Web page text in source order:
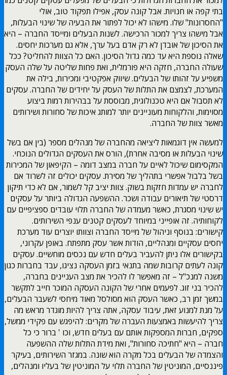
בתי קפה או חנויות. אבל קונה עסק, אפילו תפקוד טוב, אולי
"החסרונות" שלו. מישהו לא יכול לפתור את הבעיה של שינוי הבעלות,
אבל מישהו צריך למכור הרכישה. לשנות הבעלים ומייסד החברה – היא
את הסיכון של אובדן לא רק אדם בעל ערך, אלא גם מערכות יחסים.
שאלה נוספת היא עד כמה גדול הסיכון. האם כל הצוות להחליט? ככל
שעולה החברה, חזקה היא פורמלית, ואת פחות שליטה על שלה העסק
משפיע על זהותו של הבעלים. שיווק אפקטיבי ומכירות, בילה את
המערכת, לצמצם את התלות של העסק על יחידים של החברה. עסקים
לא תסבול אם היא טכנולוגית, מבוססת על בבהירות רמות ביצוע
מסוימות, והלקוחות מעוניינים יותר למותג איכות של סחורות ושירותים
מאשר צוות של החברה.
למעשה אין דוגמאות ליציאה מהחברה של מנהלים מספר (בין אם בשל
שינוי הבעלות או מסיבה אחרת), הורס את העסקים הגדולים הנוכחי.
המקסימום שיכול לאיים על חברה במצב דומה – הקיפאון של המכירות
בשל בלבול אפשרי בתהליך של מסירת. עסקים יכולים זה לשרוד אם
לחברה יש עמדות חזקות בשוק. צוות יציב קל לשמור, אם לא כדי תיקון
דרסטי של תיאורים עבודה ושכר. ההשפעה הגדולה ביותר על עסקים
יש שינוי מסגרת, כאשר מעמדה של החברה תלוי עובדים ספציפיים עם
לקוחותיה. זה אופייני במיוחד לעסקים קטנים ענפי השירותים.
קישורים: בנוסף וניהול של מייסד החברה וצוותו יוצרים עוד מערכת
יחסים עסקיים ומנהליים, הודות אשר עסק מתפתח. באופן עקרוני,
בקישורים אלו ניתן להעביר בעלים חדש עם נכסים מוחשיים. עסקים
קונה לעתים קרובות שמה בתנאי בזמן העסקה נציגו, עבד בחברות כגון
משנה למנכ"ל – זה מאפשר לו להכיר את מצב העניינים בחברה,
להכיר בני זוג. לפעמים אחרי של הקונה העסקה המוכר חייב לתקשר
במשך זמן רב, כאשר העסק הוא מסולסל מאוד מיחסי לשעבר הבעלים,
על מנת למנוע זאת, עיבוד עסקה, אתה צריך להיות מוגדר מראש מה
צריך להיעשות באמצעות העברה של מקרים: להיפגש עם פקידי ממשל,
ספקים, חברות המספקות אותם עם בעלים חדש, וכו ' ברור כי כל
חברה – היא "חתיכה סחורות", ואת מידת התלות שלה ההשפעה
והצמדה של הבעלים בכל מקרה הוא שונה. במגזר השירותים, בעיקר
פיננסיים, המוניטין של החברה תלוי על המוניטין של בעליו ומנהלים,